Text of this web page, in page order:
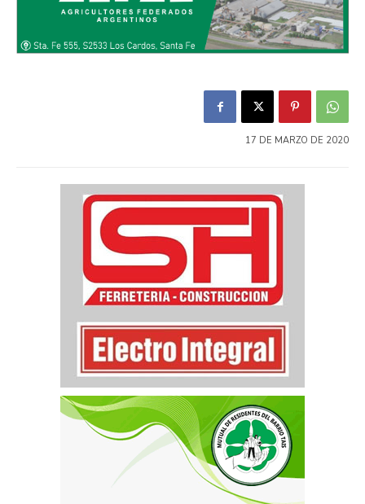
17 DE MARZO DE 2020